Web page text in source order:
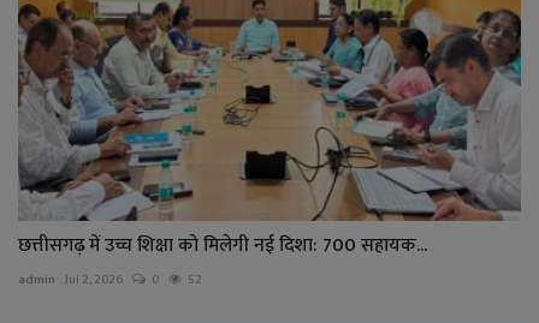
छत्तीसगढ़ में उच्च शिक्षा को मिलेगी नई दिशा: 700 सहायक...
admin Jul 2, 2026 0 52